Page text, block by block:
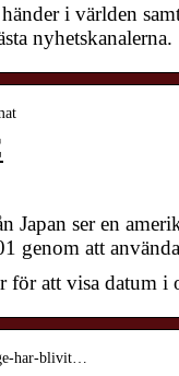
i världen
nyhetskanalerna.
Japan ser en
genom att
för att visa datum i
har-blivit…